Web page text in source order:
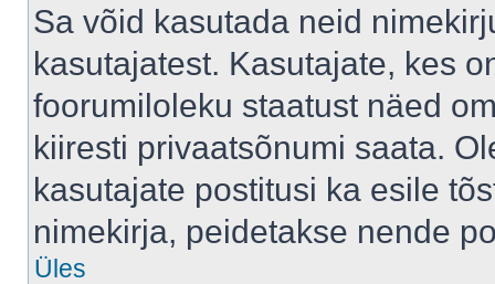
Sa võid kasutada neid
kasutajatest. Kasutajate, kes
foorumiloleku staatust näed
kiiresti privaatsõnumi saata.
kasutajate postitusi ka esile
nimekirja, peidetakse nende
Üles